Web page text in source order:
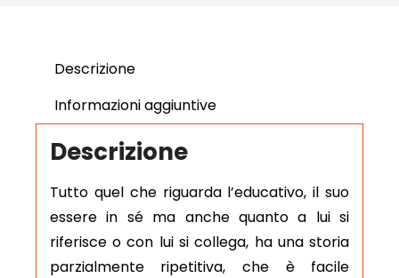
Descrizione
Informazioni aggiuntive
Descrizione
Tutto quel che riguarda l’educativo, il suo
essere in sé ma anche quanto a lui si
riferisce o con lui si collega, ha una storia
parzialmente ripetitiva, che è facile